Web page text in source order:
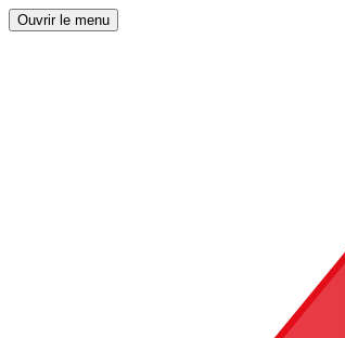
Ouvrir le menu